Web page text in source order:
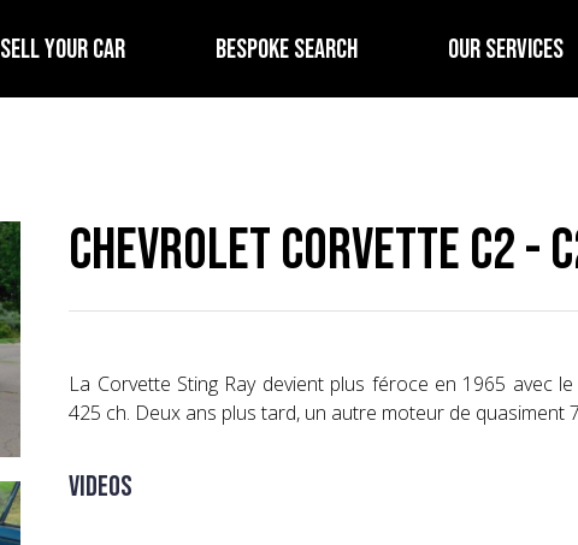
SELL YOUR CAR BESPOKE SEARCH OUR SERVICES
Chevrolet Corvette C2 -
La Corvette Sting Ray devient plus féroce en 1965 avec
425 ch. Deux ans plus tard, un autre moteur de quasiment
Videos